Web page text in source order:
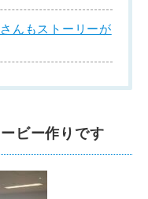
んもストーリーが
ビー作りです